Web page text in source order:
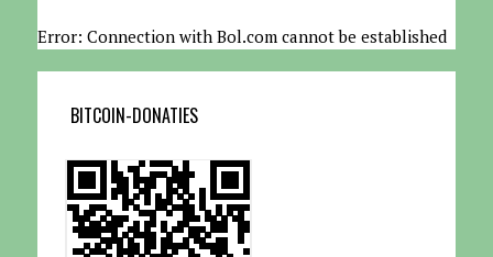
Error: Connection with Bol.com cannot be established
BITCOIN-DONATIES